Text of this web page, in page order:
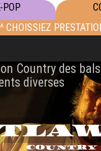
POP
CHOISSIEZ
Country des
diverses
COUNTRY